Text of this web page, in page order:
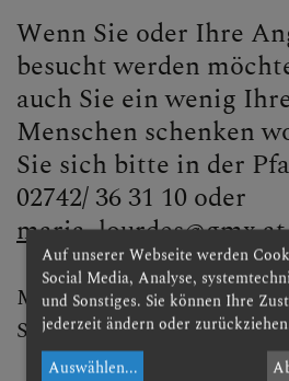
GRUPPEN,
EVENTS,
Seniorenrunde
Kinder & Jugend
Erwachsene
Wenn Sie oder Ihre
besucht werden
auch Sie ein wenig
Menschen schenken
Sie sich bitte in der
02742/ 36 31 10 oder
maria_lourdes@gmx.at
Momentan ist der
Seniorenrunde integriert.
Auf unserer Webseite werden
Social Media, Analyse,
und Sonstiges. Sie können Ihre
jederzeit ändern oder
Auswählen...